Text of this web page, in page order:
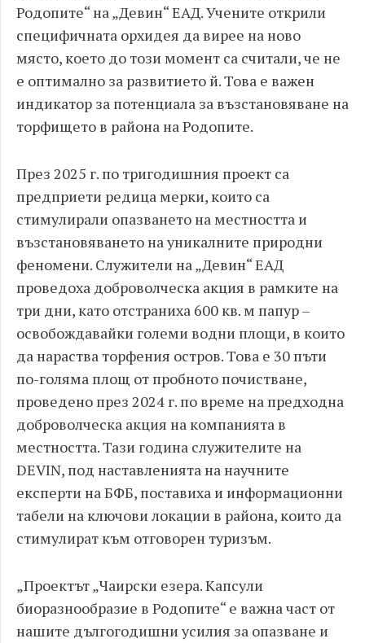
Родопите“ на „Девин“ ЕАД. Учените открили
специфичната орхидея да вирее на ново
място, което до този момент са считали, че не
е оптимално за развитието й. Това е важен
индикатор за потенциала за възстановяване на
торфището в района на Родопите.
През 2025 г. по тригодишния проект са
предприети редица мерки, които са
стимулирали опазването на местността и
възстановяването на уникалните природни
феномени. Служители на „Девин“ ЕАД
проведоха доброволческа акция в рамките на
три дни, като отстраниха 600 кв. м папур –
освобождавайки големи водни площи, в които
да нараства торфения остров. Това е 30 пъти
по-голяма площ от пробното почистване,
проведено през 2024 г. по време на предходна
доброволческа акция на компанията в
местността. Тази година служителите на
DEVIN, под наставленията на научните
експерти на БФБ, поставиха и информационни
табели на ключови локации в района, които да
стимулират към отговорен туризъм.​
„Проектът „Чаирски езера. Капсули
биоразнообразие в Родопите“ е важна част от
нашите дългогодишни усилия за опазване и